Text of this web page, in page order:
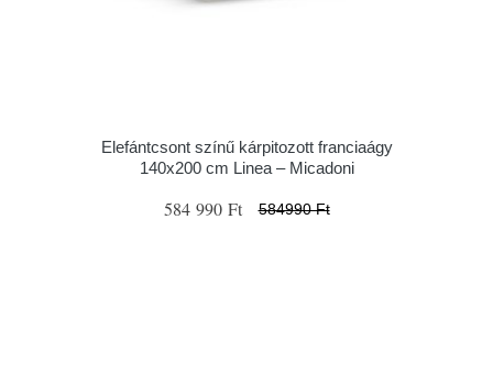
Elefántcsont színű kárpitozott franciaágy
140x200 cm Linea – Micadoni
584 990 Ft 584990 Ft